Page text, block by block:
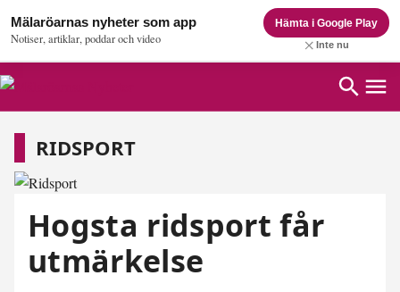
Mälaröarnas nyheter som app
Notiser, artiklar, poddar och video
Hämta i Google Play
Inte nu
ridsport
RIDSPORT
Hogsta ridsport får
utmärkelse